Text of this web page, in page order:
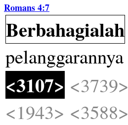
Romans 4:7
Berbahagialah
pelanggarannya
<3107> <3739>
<1943> <3588>